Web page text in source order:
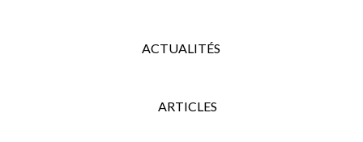
ACTUALITÉS
ARTICLES